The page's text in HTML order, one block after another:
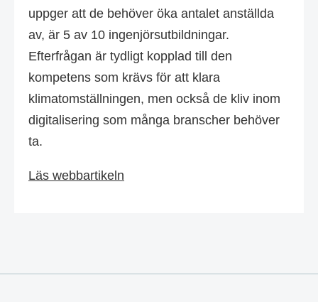
uppger att de behöver öka antalet anställda
av, är 5 av 10 ingenjörsutbildningar.
Efterfrågan är tydligt kopplad till den
kompetens som krävs för att klara
klimatomställningen, men också de kliv inom
digitalisering som många branscher behöver
ta.
Läs webbartikeln